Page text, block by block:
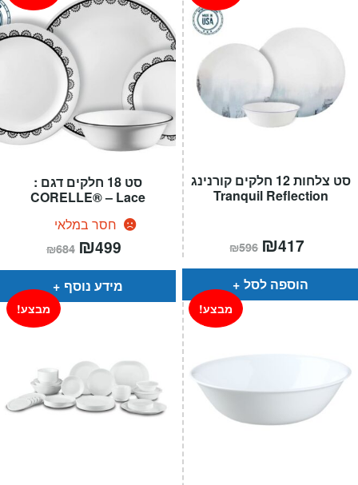
סט 18 חלקים דגם :
CORELLE® – Lace
חסר במלאי
₪684 המחיר
המקורי
היה:
₪684.
₪499
הוא:
מידע נוסף
סט צלחות 12 חלקים קורנינג
Tranquil Reflection
₪596 המחיר
המקורי
היה:
₪596.
₪417
הוא:
הוספה לסל
מבצע! מבצע!